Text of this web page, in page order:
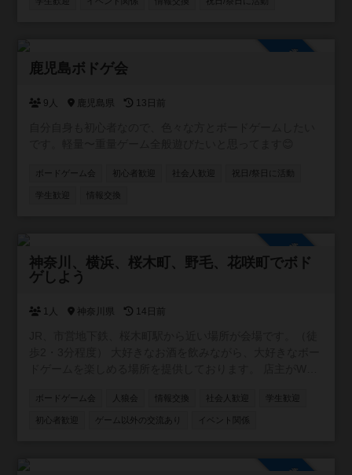
鹿児島ボドゲ会
9人 鹿児島県 13日前
ボードゲーム会 初心者歓迎 社会人歓迎 祝日/祭日に活動
学生歓迎 情報交換
参加自由
神奈川、横浜、桜木町、野毛、花咲町でボド
ゲしよう
1人 神奈川県 14日前
てスペースを貸し出す事はできます。要するに、店主不在
の時は、お酒や食事の提供、ボードゲームのルール説明が
した。 店内には約２００種類のボドゲ、いくつかの人狼
ボードゲーム会 人狼会 情報交換 社会人歓迎 学生歓迎
初心者歓迎 ゲーム以外の交流あり イベント関係